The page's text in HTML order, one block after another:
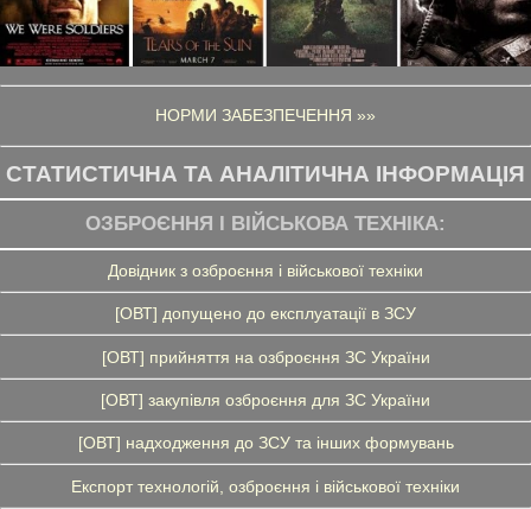
НОРМИ ЗАБЕЗПЕЧЕННЯ »»
СТАТИСТИЧНА ТА АНАЛІТИЧНА ІНФОРМАЦІЯ
ОЗБРОЄННЯ І ВІЙСЬКОВА ТЕХНІКА:
Довідник з озброєння і військової техніки
[ОВТ] допущено до експлуатації в ЗСУ
[ОВТ] прийняття на озброєння ЗС України
[ОВТ] закупівля озброєння для ЗС України
[ОВТ] надходження до ЗСУ та інших формувань
Експорт технологій, озброєння і військової техніки